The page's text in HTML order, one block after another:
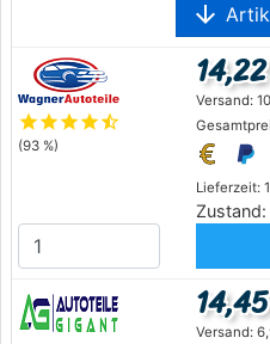
arrow_downward
starstarstarstarstar_half
(93 %)
Lieferzeit:
Zustand:
Versand:
Versand: